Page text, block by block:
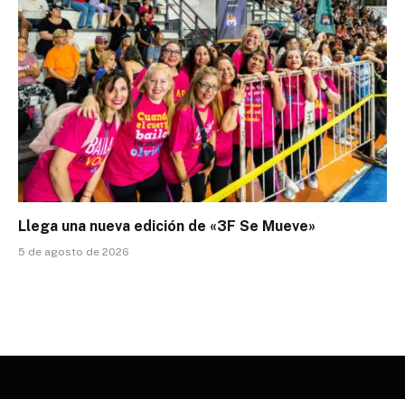
Llega una nueva edición de «3F Se Mueve»
5 de agosto de 2026